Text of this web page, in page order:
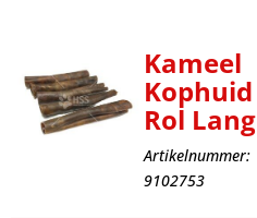
Kameel
Kophuid
Rol Lang
Artikelnummer:
9102753